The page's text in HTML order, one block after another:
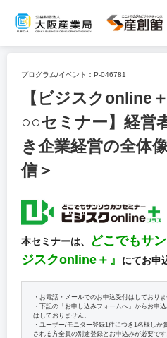
プログラム/イベント： P-046781
【ビジスクonline
○○セミナー】経営
き企業経営の全体
信＞
本セミナーは、
どこでもサ
ジスクonline＋』
にてお申
・お電話・メールでのお申込受付はしておりま
・下記の「お申し込みフォームへ」からお申
はしておりません。
・ユーザー/モニター登録1件につき1名様し
される方全員の別途登録とお申込みが必要です